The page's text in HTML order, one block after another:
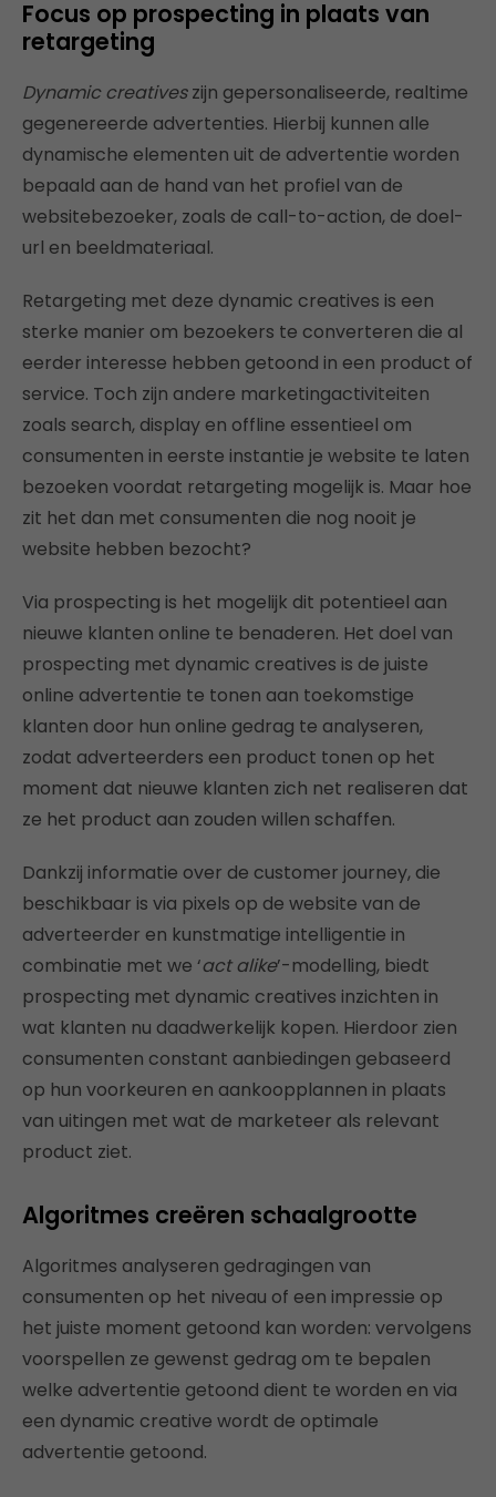
Focus op prospecting in plaats van
retargeting
Dynamic creativeszijn gepersonaliseerde, realtime
gegenereerde advertenties. Hierbij kunnen alle
dynamische elementen uit de advertentie worden
bepaald aan de hand van het profiel van de
websitebezoeker, zoals de call-to-action, de doel-
url en beeldmateriaal.
Retargeting met deze dynamic creatives is een
sterke manier om bezoekers te converteren die al
eerder interesse hebben getoond in een product of
service. Toch zijn andere marketingactiviteiten
zoals search, display en offline essentieel om
consumenten in eerste instantie je website te laten
bezoeken voordat retargeting mogelijk is. Maar hoe
zit het dan met consumenten die nog nooit je
website hebben bezocht?
Via prospecting is het mogelijk dit potentieel aan
nieuwe klanten online te benaderen. Het doel van
prospecting met dynamic creatives is de juiste
online advertentie te tonen aan toekomstige
klanten door hun online gedrag te analyseren,
zodat adverteerders een product tonen op het
moment dat nieuwe klanten zich net realiseren dat
ze het product aan zouden willen schaffen.
Dankzij informatie over de customer journey, die
beschikbaar is via pixels op de website van de
adverteerder en kunstmatige intelligentie in
combinatie met we ‘act alike’-modelling, biedt
prospecting met dynamic creatives inzichten in
wat klanten nu daadwerkelijk kopen. Hierdoor zien
consumenten constant aanbiedingen gebaseerd
op hun voorkeuren en aankoopplannen in plaats
van uitingen met wat de marketeer als relevant
product ziet.
Algoritmes creëren schaalgrootte
Algoritmes analyseren gedragingen van
consumenten op het niveau of een impressie op
het juiste moment getoond kan worden: vervolgens
voorspellen ze gewenst gedrag om te bepalen
welke advertentie getoond dient te worden en via
een dynamic creative wordt de optimale
advertentie getoond.